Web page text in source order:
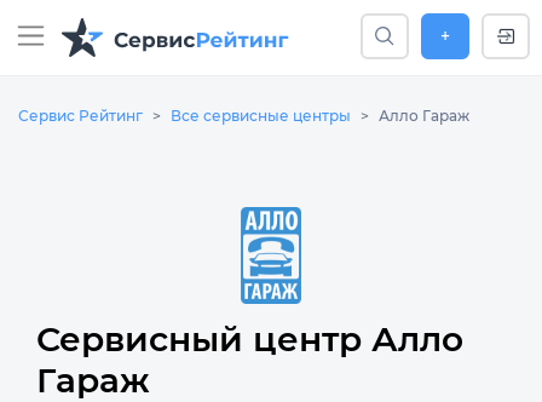
+
Сервис Рейтинг Все сервисные центры Алло Гараж
Сервисный центр Алло
Гараж